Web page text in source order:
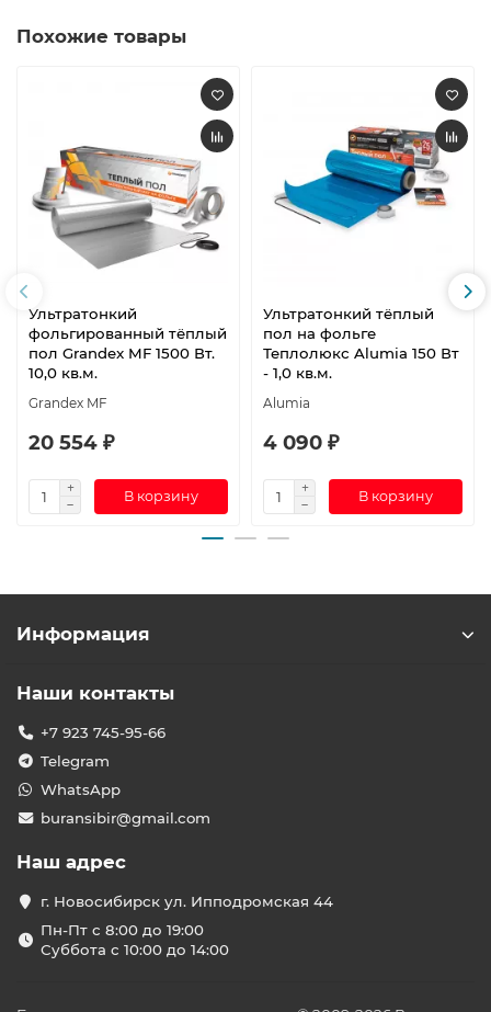
Похожие товары
Ультратонкий
фольгированный тёплый
пол Grandex MF 1500 Вт.
10,0 кв.м.
Grandex MF
20 554 ₽
В корзину
Ультратонкий тёплый
пол на фольге
Теплолюкс Alumia 150 Вт
- 1,0 кв.м.
Alumia
4 090 ₽
В корзину
Информация
Наши контакты
+7 923 745-95-66
Telegram
WhatsApp
buransibir@gmail.com
Наш адрес
г. Новосибирск ул. Ипподромская 44
Пн-Пт с 8:00 до 19:00
Суббота с 10:00 до 14:00